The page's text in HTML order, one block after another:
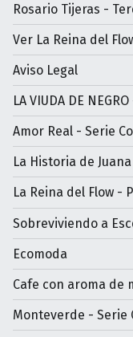
Rosario Tijeras -
Ver La Reina del
Aviso Legal
LA VIUDA DE
Amor Real - Serie
La Historia de Juana
La Reina del Flow -
Sobreviviendo a
Ecomoda
Cafe con aroma de
Monteverde - Serie